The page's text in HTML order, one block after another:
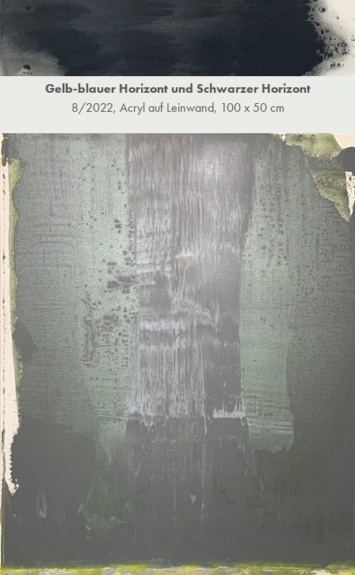
Gelb-blauer Horizont und Schwarzer Horizont
8/2022, Acryl auf Leinwand, 100 x 50 cm